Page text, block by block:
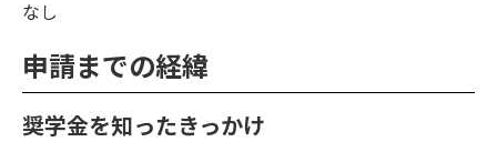
なし
申請までの経緯
奨学金を知ったきっかけ